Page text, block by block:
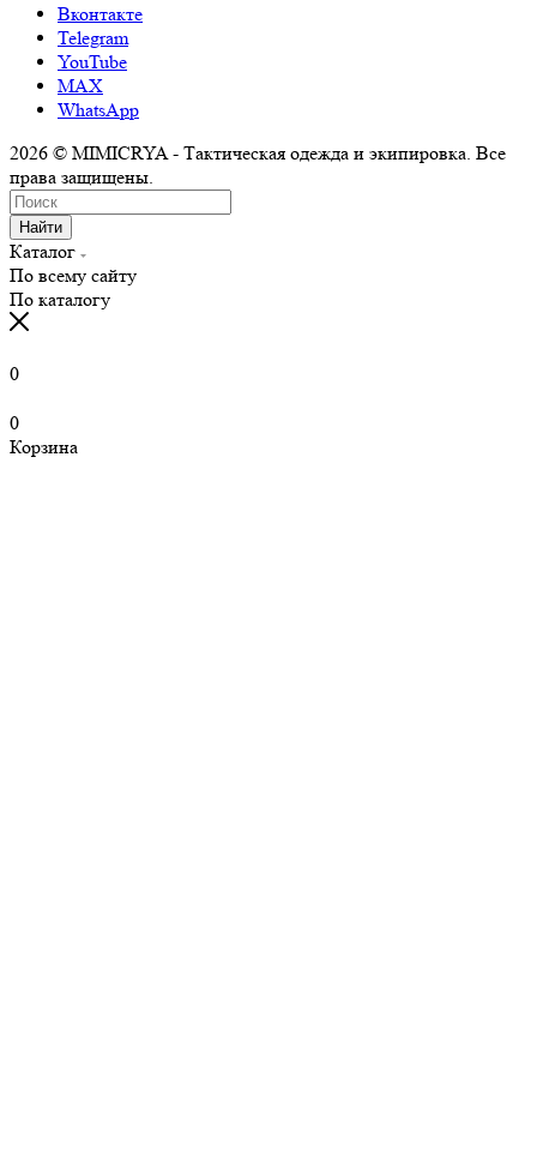
Вконтакте
Telegram
YouTube
MAX
WhatsApp
2026 © MIMICRYA - Тактическая одежда и экипировка. Все
права защищены.
Найти
Каталог
По всему сайту
По каталогу
0
0
Корзина